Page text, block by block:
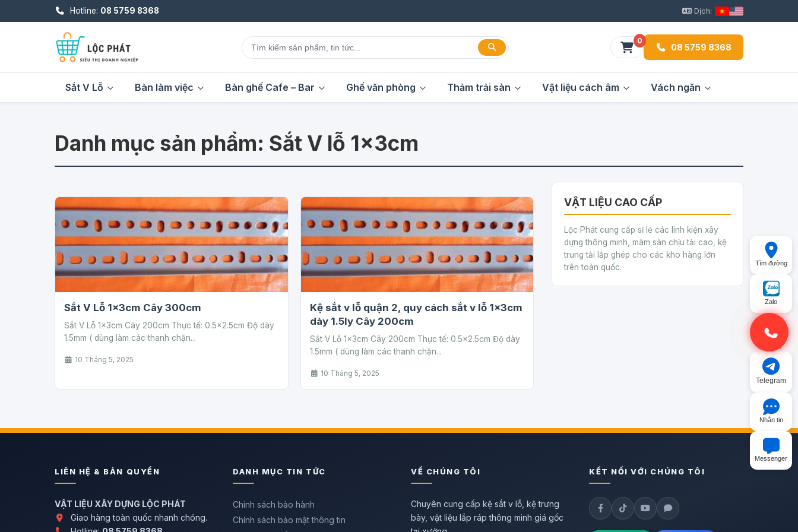
Hotline: 08 5759 8368 Dịch:
0
08 5759 8368
Sắt V Lỗ Bàn làm việc Bàn ghế Cafe – Bar Ghế văn phòng Thảm trải sàn Vật liệu cách âm Vách ngăn
Danh mục sản phẩm: Sắt V lỗ 1x3cm
Sắt V Lỗ 1x3cm Cây 300cm
Sắt V Lỗ 1x3cm Cây 200cm Thực tế: 0.5×2.5cm Độ dày
1.5mm ( dùng làm các thanh chặn...
10 Tháng 5, 2025
Kệ sắt v lỗ quận 2, quy cách sắt v lỗ 1x3cm
dày 1.5ly Cây 200cm
Sắt V Lỗ 1x3cm Cây 200cm Thực tế: 0.5×2.5cm Độ dày
1.5mm ( dùng làm các thanh chặn...
10 Tháng 5, 2025
VẬT LIỆU CAO CẤP
Lộc Phát cung cấp sỉ lẻ các linh kiện xây
dựng thông minh, mâm sàn chịu tải cao, kệ
trung tải lắp ghép cho các kho hàng lớn
trên toàn quốc.
LIÊN HỆ & BẢN QUYỀN
VẬT LIỆU XÂY DỰNG LỘC PHÁT
Giao hàng toàn quốc nhanh chóng.
DANH MỤC TIN TỨC
Chính sách bảo hành
Chính sách bảo mật thông tin
VỀ CHÚNG TÔI
Chuyên cung cấp kệ sắt v lỗ, kệ trưng
bày, vật liệu lắp ráp thông minh giá gốc
KẾT NỐI VỚI CHÚNG TÔI
Tìm đường
Zalo
Gọi điện
Telegram
Nhắn tin
Messenger